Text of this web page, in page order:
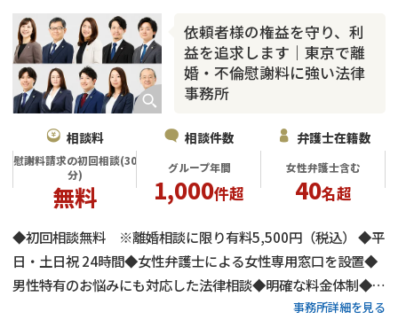
依頼者様の権益を守り、利
益を追求します｜東京で離
婚・不倫慰謝料に強い法律
事務所
相談料
慰謝料請求の初回相談(30
分)
無料
相談件数
グループ年間
1,000件超
弁護士在籍数
女性弁護士含む
40名超
◆初回相談無料 ※離婚相談に限り有料5,500円（税込） ◆平
日・土日祝 24時間◆女性弁護士による女性専用窓口を設置◆
男性特有のお悩みにも対応した法律相談◆明確な料金体制◆不
倫慰謝料請求の相談件数は年間1,000件以上◆離婚・男女問題
事務所詳細を見る